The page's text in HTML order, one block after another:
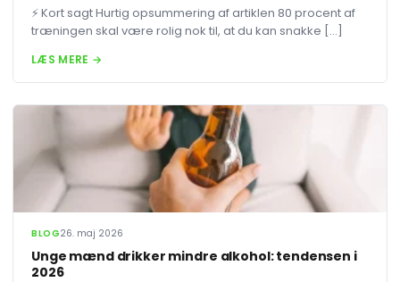
⚡ Kort sagt Hurtig opsummering af artiklen 80 procent af
træningen skal være rolig nok til, at du kan snakke […]
LÆS MERE →
BLOG26. maj 2026
Unge mænd drikker mindre alkohol: tendensen i
2026